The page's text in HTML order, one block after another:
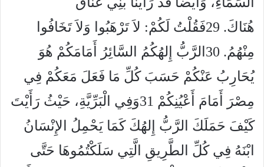
هُنَاكَ. 29فَقُلْتُ لَكُمْ: لاَ تَرْهَبُوا وَلاَ تَخَافُوا
مِنْهُمُ. 30الرَّبُّ إِلهُكُمُ السَّائِرُ أَمَامَكُمْ هُوَ
يُحَارِبُ عَنْكُمْ حَسَبَ كُلِّ مَا فَعَلَ مَعَكُمْ فِي
مِصْرَ أَمَامَ أَعْيُنِكُمْ 31وَفِي الْبَرِّيَّةِ، حَيْثُ رَأَيْتَ
كَيْفَ حَمَلَكَ الرَّبُّ إِلهُكَ كَمَا يَحْمِلُ الإِنْسَانُ
ابْنَهُ فِي كُلِّ الطَّرِيقِ الَّتِي سَلَكْتُمُوهَا حَتَّى